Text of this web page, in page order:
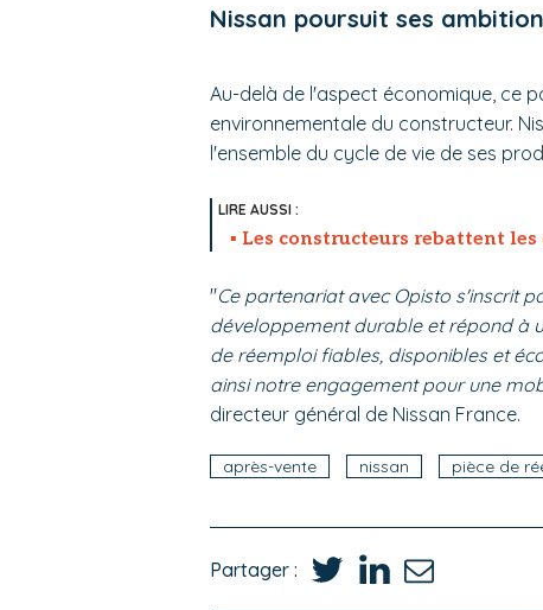
Nissan poursuit ses
Au-delà de l'aspect économique, ce
environnementale du constructeur.
l'ensemble du cycle de vie de ses
Les constructeurs rebattent les
"Ce partenariat avec Opisto s'inscrit
développement durable et répond à
de réemploi fiables, disponibles et
ainsi notre engagement pour une
directeur général de Nissan France.
après-vente nissan pièce de
Partager :